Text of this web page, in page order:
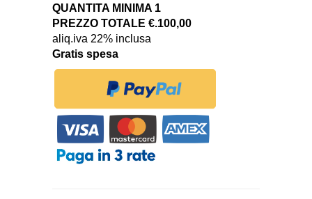
QUANTITA MINIMA 1
PREZZO TOTALE €.100,00
aliq.iva 22% inclusa
Gratis spesa